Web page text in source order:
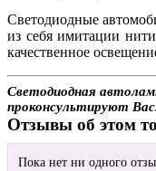
Светодиодные
из себя имитации
качественное
Светодиодная
проконсультируют
Отзывы об этом
Пока нет ни одного